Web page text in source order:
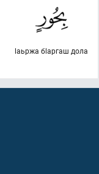
lаьржа бlаргаш дола